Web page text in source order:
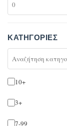
ΚΑΤΗΓΟΡΊΕΣ
10+
3+
7-99